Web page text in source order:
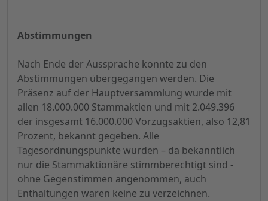
Abstimmungen
Nach Ende der Aussprache konnte zu den
Abstimmungen übergegangen werden. Die
Präsenz auf der Hauptversammlung wurde mit
allen 18.000.000 Stammaktien und mit 2.049.396
der insgesamt 16.000.000 Vorzugsaktien, also 12,81
Prozent, bekannt gegeben. Alle
Tagesordnungspunkte wurden – da bekanntlich
nur die Stammaktionäre stimmberechtigt sind -
ohne Gegenstimmen angenommen, auch
Enthaltungen waren keine zu verzeichnen.